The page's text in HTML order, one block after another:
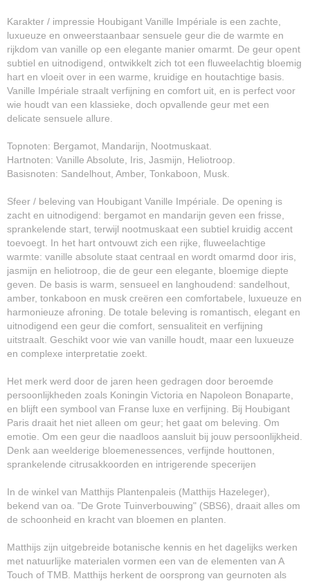
Karakter / impressie Houbigant Vanille Impériale is een zachte,
luxueuze en onweerstaanbaar sensuele geur die de warmte en
rijkdom van vanille op een elegante manier omarmt. De geur opent
subtiel en uitnodigend, ontwikkelt zich tot een fluweelachtig bloemig
hart en vloeit over in een warme, kruidige en houtachtige basis.
Vanille Impériale straalt verfijning en comfort uit, en is perfect voor
wie houdt van een klassieke, doch opvallende geur met een
delicate sensuele allure.
Topnoten: Bergamot, Mandarijn, Nootmuskaat.
Hartnoten: Vanille Absolute, Iris, Jasmijn, Heliotroop.
Basisnoten: Sandelhout, Amber, Tonkaboon, Musk.
Sfeer / beleving van Houbigant Vanille Impériale. De opening is
zacht en uitnodigend: bergamot en mandarijn geven een frisse,
sprankelende start, terwijl nootmuskaat een subtiel kruidig accent
toevoegt. In het hart ontvouwt zich een rijke, fluweelachtige
warmte: vanille absolute staat centraal en wordt omarmd door iris,
jasmijn en heliotroop, die de geur een elegante, bloemige diepte
geven. De basis is warm, sensueel en langhoudend: sandelhout,
amber, tonkaboon en musk creëren een comfortabele, luxueuze en
harmonieuze afroning. De totale beleving is romantisch, elegant en
uitnodigend een geur die comfort, sensualiteit en verfijning
uitstraalt. Geschikt voor wie van vanille houdt, maar een luxueuze
en complexe interpretatie zoekt.
Het merk werd door de jaren heen gedragen door beroemde
persoonlijkheden zoals Koningin Victoria en Napoleon Bonaparte,
en blijft een symbool van Franse luxe en verfijning. Bij Houbigant
Paris draait het niet alleen om geur; het gaat om beleving. Om
emotie. Om een geur die naadloos aansluit bij jouw persoonlijkheid.
Denk aan weelderige bloemenessences, verfijnde houttonen,
sprankelende citrusakkoorden en intrigerende specerijen
In de winkel van Matthijs Plantenpaleis (Matthijs Hazeleger),
bekend van oa. "De Grote Tuinverbouwing" (SBS6), draait alles om
de schoonheid en kracht van bloemen en planten.
Matthijs zijn uitgebreide botanische kennis en het dagelijks werken
met natuurlijke materialen vormen een van de elementen van A
Touch of TMB. Matthijs herkent de oorsprong van geurnoten als